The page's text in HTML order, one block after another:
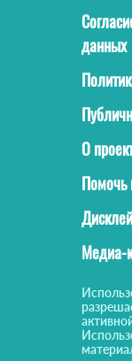
данных
О
Помочь
Медиа-